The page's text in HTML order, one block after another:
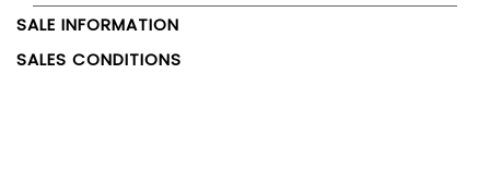
SALE INFORMATION
SALES CONDITIONS